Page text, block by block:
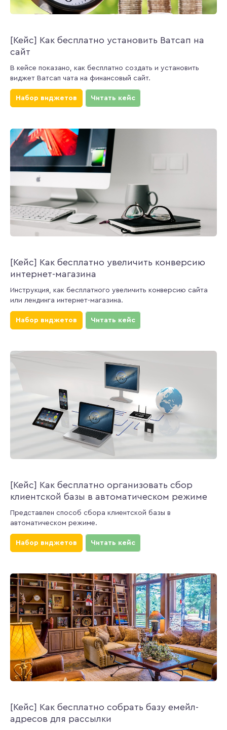
[Кейс] Как бесплатно установить Ватсап на
сайт
В кейсе показано, как бесплатно создать и установить
виджет Ватсап чата на финансовый сайт.
Набор виджетов Читать кейс
[Кейс] Как бесплатно увеличить конверсию
интернет-магазина
Инструкция, как бесплатного увеличить конверсию сайта
или лендинга интернет-магазина.
Набор виджетов Читать кейс
[Кейс] Как бесплатно организовать сбор
клиентской базы в автоматическом режиме
Представлен способ сбора клиентской базы в
автоматическом режиме.
Набор виджетов Читать кейс
[Кейс] Как бесплатно собрать базу емейл-
адресов для рассылки